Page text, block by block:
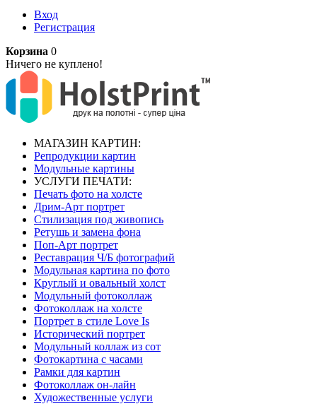
Вход
Регистрация
Корзина 0
Ничего не куплено!
МАГАЗИН КАРТИН:
Репродукции картин
Модульные картины
УСЛУГИ ПЕЧАТИ:
Печать фото на холсте
Дрим-Арт портрет
Стилизация под живопись
Ретушь и замена фона
Поп-Арт портрет
Реставрация Ч/Б фотографий
Модульная картина по фото
Круглый и овальный холст
Модульный фотоколлаж
Фотоколлаж на холсте
Портрет в стиле Love Is
Исторический портрет
Модульный коллаж из сот
Фотокартина с часами
Рамки для картин
Фотоколлаж он-лайн
Художественные услуги